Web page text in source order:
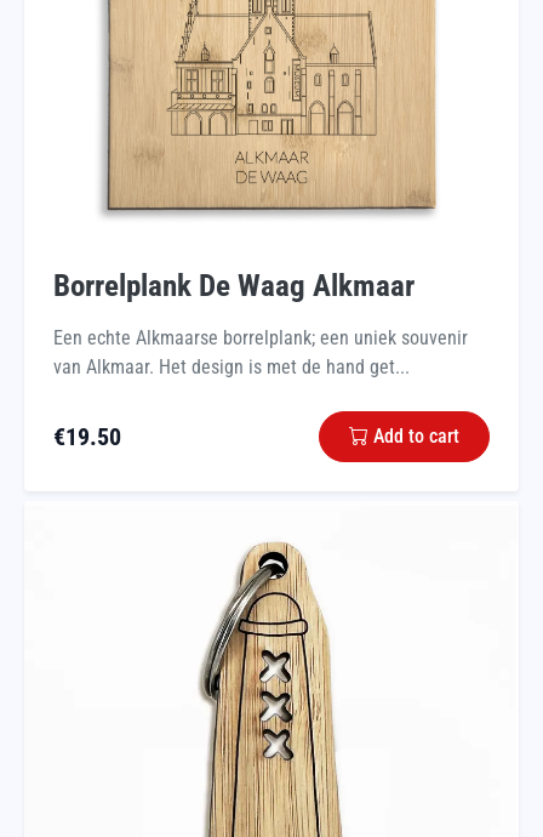
Borrelplank De Waag Alkmaar
Een echte Alkmaarse borrelplank; een uniek souvenir
van Alkmaar. Het design is met de hand get...
€19.50 Add to cart